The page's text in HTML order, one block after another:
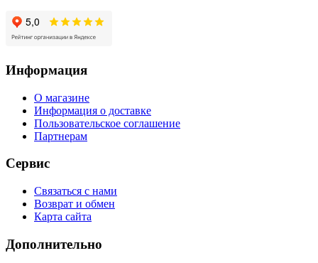
Информация
О магазине
Информация о доставке
Пользовательское соглашение
Партнерам
Сервис
Связаться с нами
Возврат и обмен
Карта сайта
Дополнительно